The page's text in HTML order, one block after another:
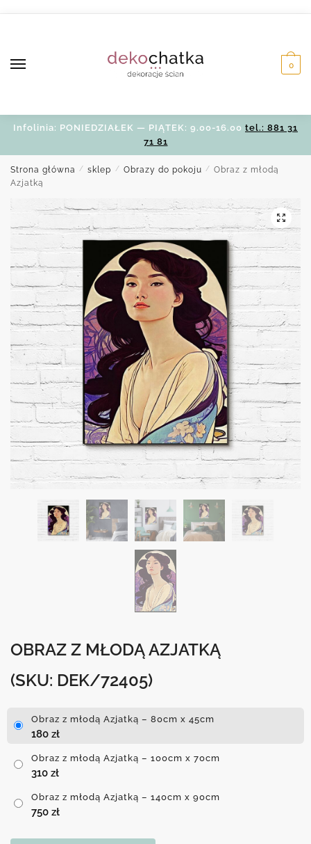
0
Infolinia: PONIEDZIAŁEK — PIĄTEK: 9.00-16.00 tel.: 881 31
71 81
Strona główna / sklep / Obrazy do pokoju / Obraz z młodą
Azjatką
OBRAZ Z MŁODĄ AZJATKĄ
(SKU: DEK/72405)
Obraz z młodą Azjatką – 80cm x 45cm
180 zł
Obraz z młodą Azjatką – 100cm x 70cm
310 zł
Obraz z młodą Azjatką – 140cm x 90cm
750 zł